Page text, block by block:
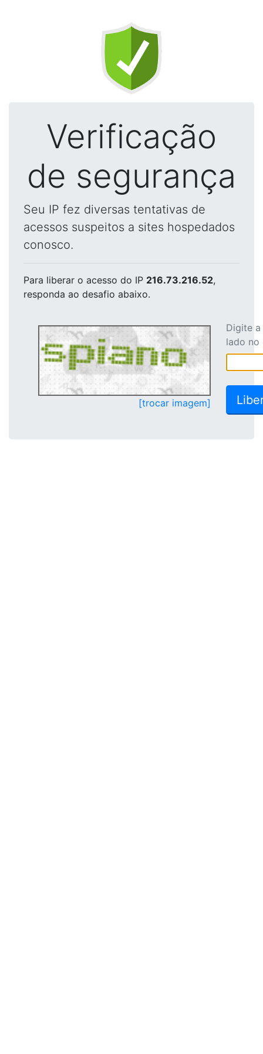
Verificação
de segurança
Seu IP fez diversas tentativas de
acessos suspeitos a sites hospedados
conosco.
Para liberar o acesso do IP 216.73.216.52,
responda ao desafio abaixo.
[trocar imagem]
Digite
lado no